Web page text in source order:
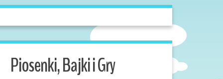
Piosenki, Bajki i Gry